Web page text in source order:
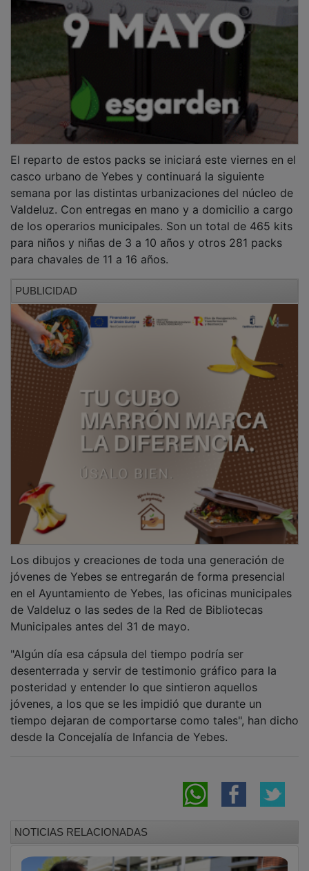
casco urbano de Yebes y continuará la siguiente
semana por las distintas urbanizaciones del núcleo de
Valdeluz. Con entregas en mano y a domicilio a cargo
de los operarios municipales. Son un total de 465 kits
para niños y niñas de 3 a 10 años y otros 281 packs
para chavales de 11 a 16 años.
jóvenes de Yebes se entregarán de forma presencial
en el Ayuntamiento de Yebes, las oficinas municipales
de Valdeluz o las sedes de la Red de Bibliotecas
Municipales antes del 31 de mayo.
desenterrada y servir de testimonio gráfico para la
posteridad y entender lo que sintieron aquellos
jóvenes, a los que se les impidió que durante un
tiempo dejaran de comportarse como tales", han dicho
desde la Concejalía de Infancia de Yebes.